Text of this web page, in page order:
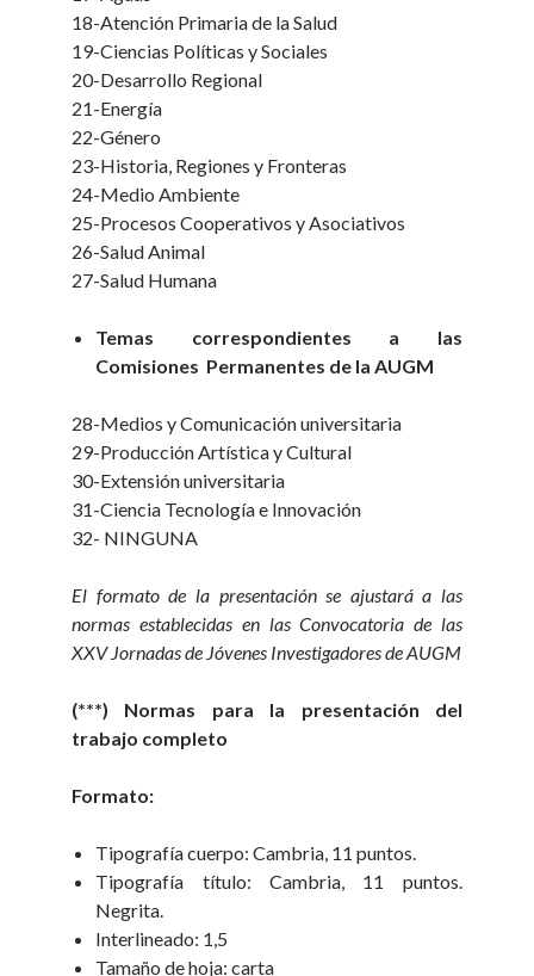
18-Atención Primaria de la Salud
19-Ciencias Políticas y Sociales
20-Desarrollo Regional
21-Energía
22-Género
23-Historia, Regiones y Fronteras
24-Medio Ambiente
25-Procesos Cooperativos y Asociativos
26-Salud Animal
27-Salud Humana
Temas correspondientes a las
Comisiones Permanentes de la AUGM
28-Medios y Comunicación universitaria
29-Producción Artística y Cultural
30-Extensión universitaria
31-Ciencia Tecnología e Innovación
32- NINGUNA
El formato de la presentación se ajustará a las
normas establecidas en las Convocatoria de las
XXV Jornadas de Jóvenes Investigadores de AUGM
(***) Normas para la presentación del
trabajo completo
Formato:
Tipografía cuerpo: Cambria, 11 puntos.
Tipografía título: Cambria, 11 puntos.
Negrita.
Interlineado: 1,5
Tamaño de hoja: carta